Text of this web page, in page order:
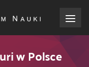
w Polsce